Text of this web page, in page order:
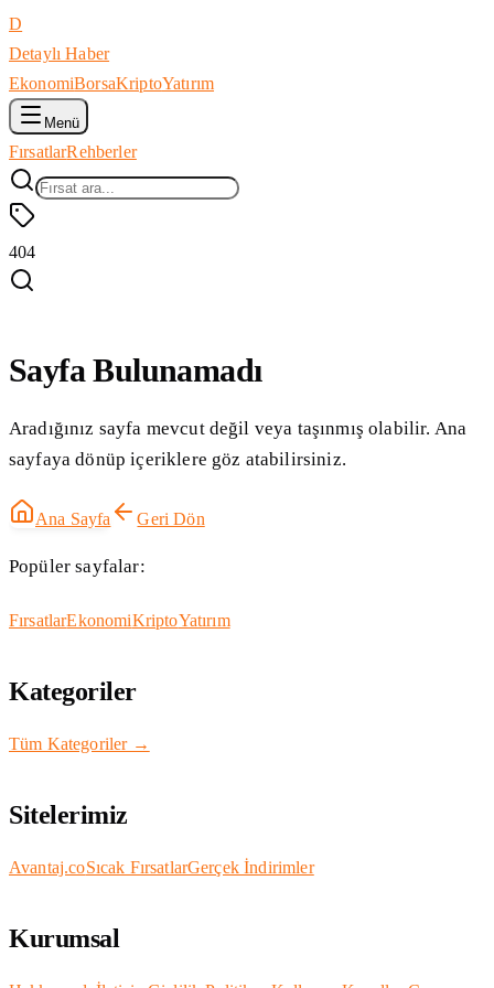
D
Detaylı Haber
EkonomiBorsaKriptoYatırım
Menü
FırsatlarRehberler
404
Sayfa Bulunamadı
Aradığınız sayfa mevcut değil veya taşınmış olabilir. Ana
sayfaya dönüp içeriklere göz atabilirsiniz.
Ana Sayfa Geri Dön
Popüler sayfalar:
FırsatlarEkonomiKriptoYatırım
Kategoriler
Tüm Kategoriler →
Sitelerimiz
Avantaj.coSıcak FırsatlarGerçek İndirimler
Kurumsal